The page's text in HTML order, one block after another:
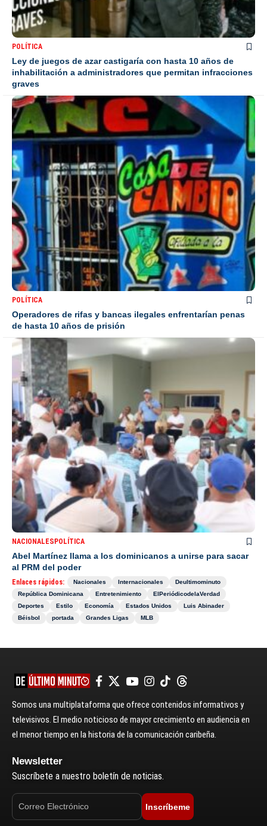
POLÍTICA
Ley de juegos de azar castigaría con hasta 10 años de
inhabilitación a administradores que permitan infracciones
graves
POLÍTICA
Operadores de rifas y bancas ilegales enfrentarían penas
de hasta 10 años de prisión
NACIONALESPOLÍTICA
Abel Martínez llama a los dominicanos a unirse para sacar
al PRM del poder
Enlaces rápidos: Nacionales Internacionales
Deultimominuto
República Dominicana
Entretenimiento
ElPeriódicodelaVerdad
Deportes
Estilo Economía Estados Unidos
Luis Abinader
Béisbol
portada Grandes Ligas MLB
Somos una multiplataforma que ofrece contenidos informativos y
televisivos. El medio noticioso de mayor crecimiento en audiencia en
el menor tiempo en la historia de la comunicación caribeña.
Newsletter
Suscríbete a nuestro boletín de noticias.
Inscríbeme